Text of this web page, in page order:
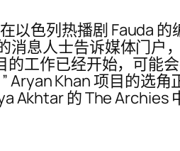
以色列热播剧 Fauda 的
消息人士告诉媒体门户
的工作已经开始，可能
Aryan Khan 项目的选角
Akhtar 的 The Archies